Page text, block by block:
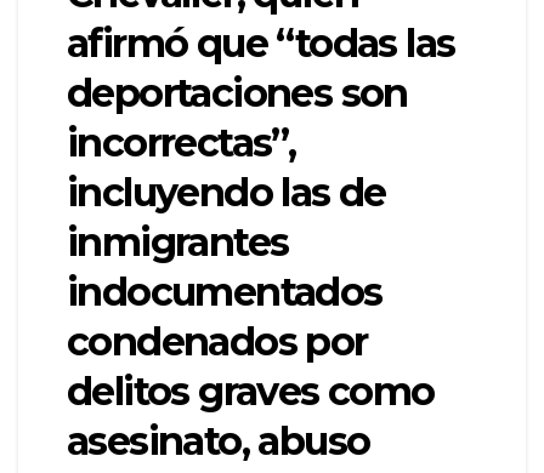
afirmó que “todas las
deportaciones son
incorrectas”,
incluyendo las de
inmigrantes
indocumentados
condenados por
delitos graves como
asesinato, abuso